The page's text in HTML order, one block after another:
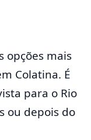
opções mais
Colatina. É
para o Rio
ou depois do